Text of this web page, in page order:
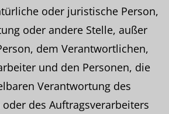
oder juristische Person,
oder andere Stelle, außer
dem Verantwortlichen,
und den Personen, die
Verantwortung des
des Auftragsverarbeiters